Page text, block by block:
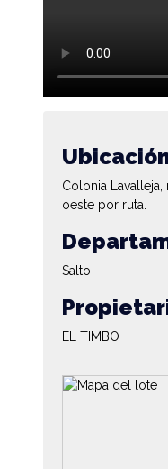
Colonia Lavalleja,
oeste por ruta.
Salto
EL TIMBO